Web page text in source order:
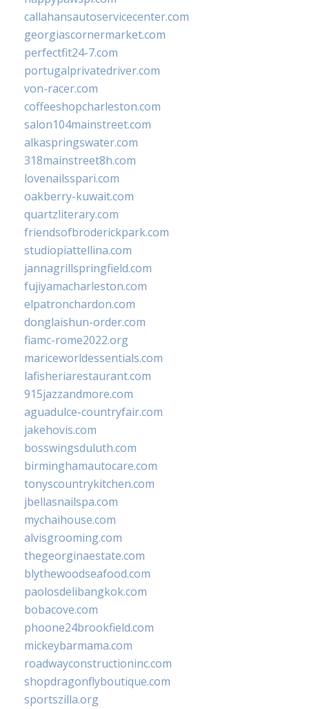
callahansautoservicecenter.com
georgiascornermarket.com
perfectfit24-7.com
portugalprivatedriver.com
von-racer.com
coffeeshopcharleston.com
salon104mainstreet.com
alkaspringswater.com
318mainstreet8h.com
lovenailsspari.com
oakberry-kuwait.com
quartzliterary.com
friendsofbroderickpark.com
studiopiattellina.com
jannagrillspringfield.com
fujiyamacharleston.com
elpatronchardon.com
donglaishun-order.com
fiamc-rome2022.org
mariceworldessentials.com
lafisheriarestaurant.com
915jazzandmore.com
aguadulce-countryfair.com
jakehovis.com
bosswingsduluth.com
birminghamautocare.com
tonyscountrykitchen.com
jbellasnailspa.com
mychaihouse.com
alvisgrooming.com
thegeorginaestate.com
blythewoodseafood.com
paolosdelibangkok.com
bobacove.com
phoone24brookfield.com
mickeybarmama.com
roadwayconstructioninc.com
shopdragonflyboutique.com
sportszilla.org